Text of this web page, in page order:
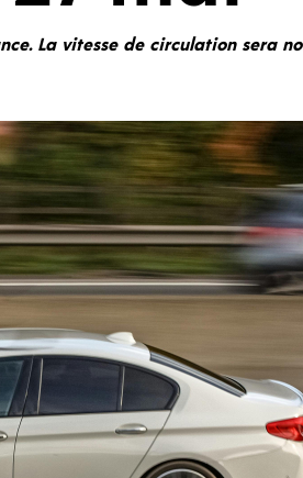
La vitesse de circulation sera